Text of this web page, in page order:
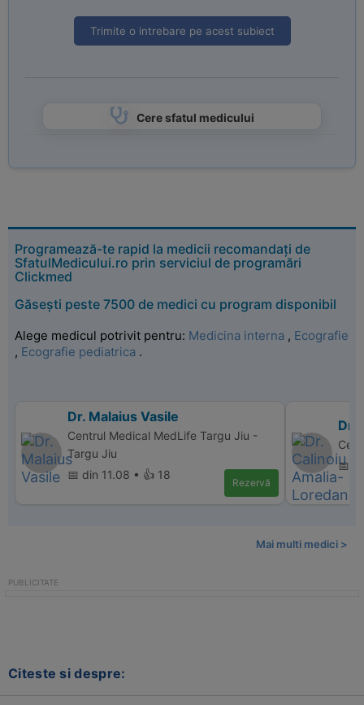
Trimite o intrebare pe acest subiect
Cere sfatul medicului
Programează-te rapid la medicii recomandați de
SfatulMedicului.ro prin serviciul de programări
Clickmed
Găsești peste 7500 de medici cu program disponibil
Alege medicul potrivit pentru: Medicina interna , Ecografie
, Ecografie pediatrica .
Dr. Malaius Vasile
Centrul Medical MedLife Targu Jiu -
Targu Jiu
📅 din 11.08 • 👍 18
Rezervă
Dr.
📅
Mai multi medici >
Citeste si despre: